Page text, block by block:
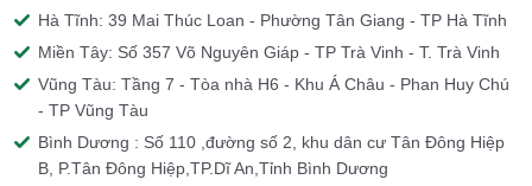
Hà Tĩnh: 39 Mai Thúc Loan - Phường Tân Giang - TP Hà Tĩnh
Miền Tây: Số 357 Võ Nguyên Giáp - TP Trà Vinh - T. Trà Vinh
Vũng Tàu: Tầng 7 - Tòa nhà H6 - Khu Á Châu - Phan Huy Chú
- TP Vũng Tàu
Bình Dương : Số 110 ,đường số 2, khu dân cư Tân Đông Hiệp
B, P.Tân Đông Hiệp,TP.Dĩ An,Tỉnh Bình Dương